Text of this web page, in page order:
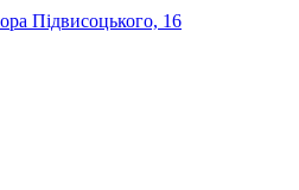
Підвисоцького, 16